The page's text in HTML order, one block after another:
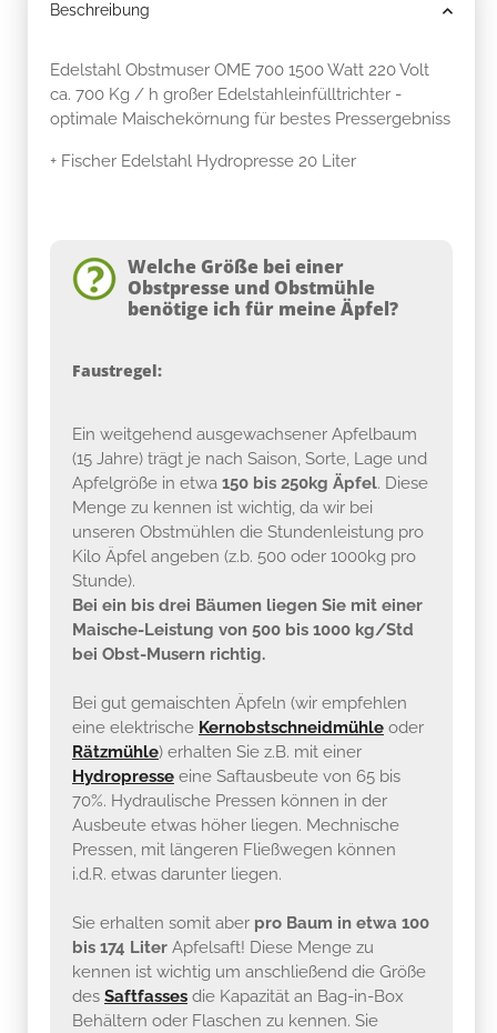
Beschreibung
Edelstahl Obstmuser OME 700 1500 Watt 220 Volt
ca. 700 Kg / h großer Edelstahleinfülltrichter -
optimale Maischekörnung für bestes Pressergebniss
+ Fischer Edelstahl Hydropresse 20 Liter
Welche Größe bei einer
Obstpresse und Obstmühle
benötige ich für meine Äpfel?
Faustregel:
Ein weitgehend ausgewachsener Apfelbaum
(15 Jahre) trägt je nach Saison, Sorte, Lage und
Apfelgröße in etwa 150 bis 250kg Äpfel. Diese
Menge zu kennen ist wichtig, da wir bei
unseren Obstmühlen die Stundenleistung pro
Kilo Äpfel angeben (z.b. 500 oder 1000kg pro
Stunde).
Bei ein bis drei Bäumen liegen Sie mit einer
Maische-Leistung von 500 bis 1000 kg/Std
bei Obst-Musern richtig.
Bei gut gemaischten Äpfeln (wir empfehlen
eine elektrische Kernobstschneidmühle oder
Rätzmühle) erhalten Sie z.B. mit einer
Hydropresse eine Saftausbeute von 65 bis
70%. Hydraulische Pressen können in der
Ausbeute etwas höher liegen. Mechnische
Pressen, mit längeren Fließwegen können
i.d.R. etwas darunter liegen.
Sie erhalten somit aber pro Baum in etwa 100
bis 174 Liter Apfelsaft! Diese Menge zu
kennen ist wichtig um anschließend die Größe
des Saftfasses die Kapazität an Bag-in-Box
Behältern oder Flaschen zu kennen. Sie